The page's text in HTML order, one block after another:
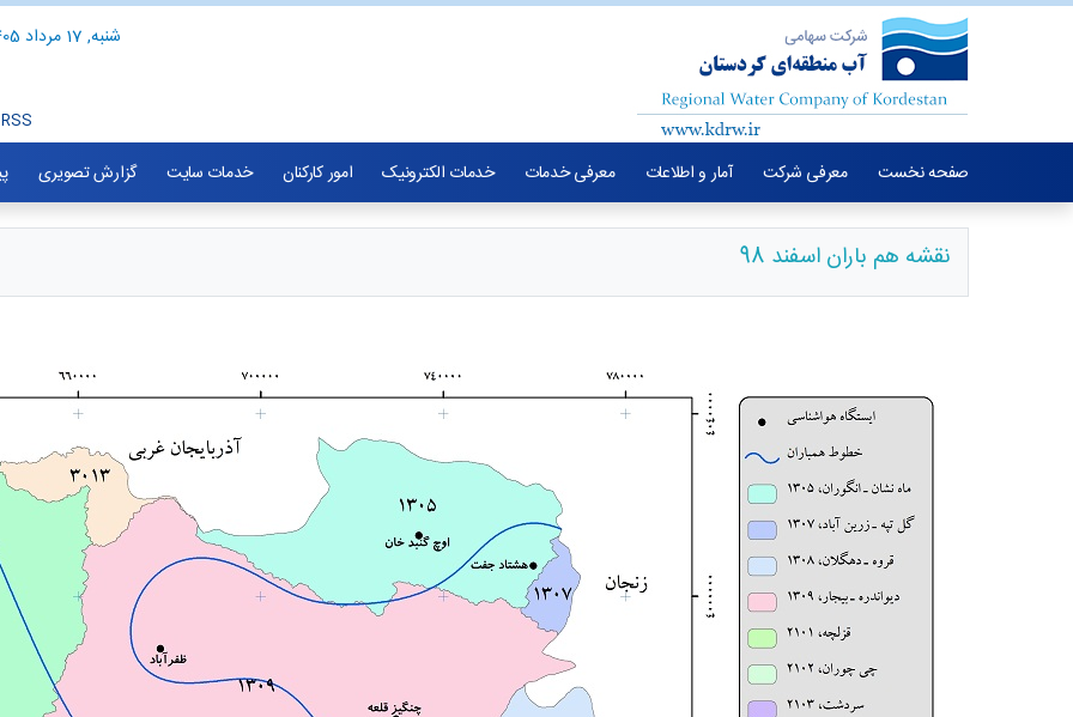
شنبه, 17 مرداد 1405
RSS
صفحه نخست معرفی شرکت آمار و اطلاعات معرفی خدمات خدمات الکترونیک امور کارکنان خدمات سایت گزارش تصویری
نقشه هم باران اسفند 98